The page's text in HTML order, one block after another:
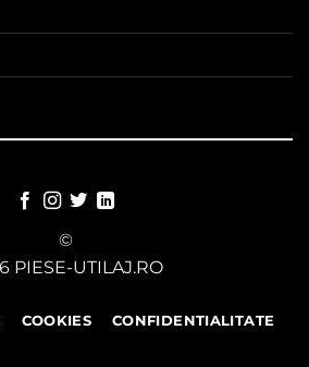
©
PIESE-UTILAJ.RO
COOKIES CONFIDENTIALITATE